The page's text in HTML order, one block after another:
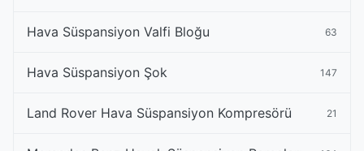
Hava Süspansiyon Valfi Bloğu 63
Hava Süspansiyon Şok 147
Land Rover Hava Süspansiyon Kompresörü 21